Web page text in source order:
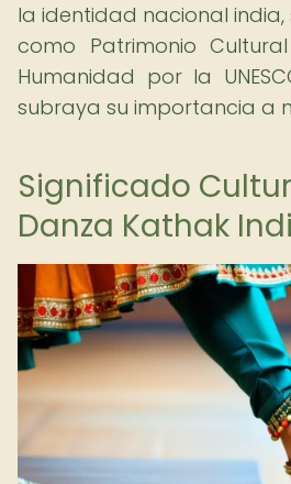
la identidad nacional
como Patrimonio
Humanidad por la
subraya su importancia a
Significado
Danza Kathak